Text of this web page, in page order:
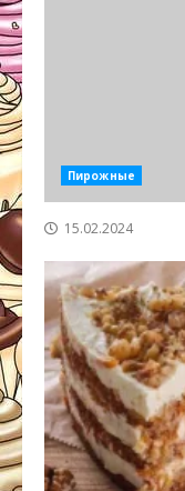
Пирожные
15.02.2024